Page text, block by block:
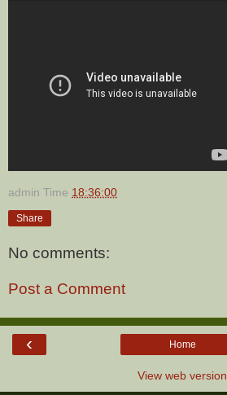
admin Time 18:36:00
Share
No comments:
Post a Comment
‹ Home
View web version